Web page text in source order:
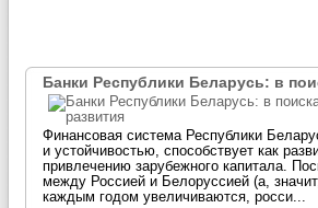
Банки Республики Беларусь: в
Финансовая система Республики
и устойчивостью, способствует как
привлечению зарубежного капитала.
между Россией и Белоруссией (а,
каждым годом увеличиваются, росси...